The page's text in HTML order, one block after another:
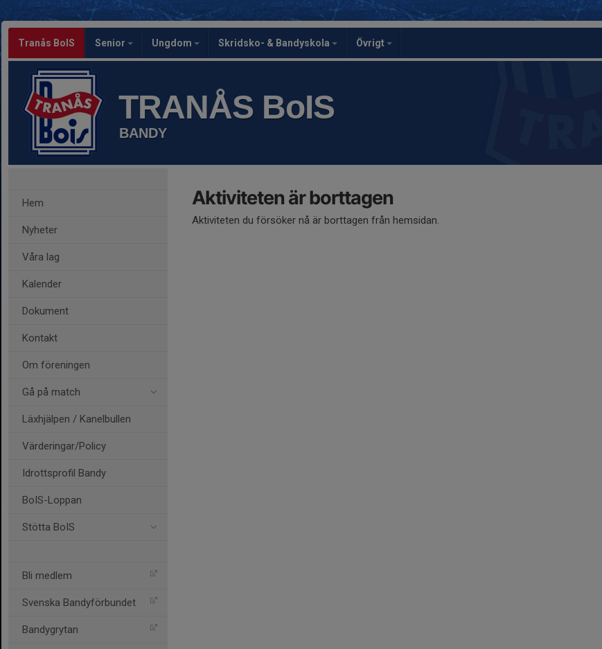
Tranås BoIS Senior Ungdom Skridsko- & Bandyskola Övrigt
TRANÅS BoIS
BANDY
Hem
Nyheter
Våra lag
Kalender
Dokument
Kontakt
Om föreningen
Gå på match
Läxhjälpen / Kanelbullen
Värderingar/Policy
Idrottsprofil Bandy
BoIS-Loppan
Stötta BoIS
Bli medlem
Svenska Bandyförbundet
Bandygrytan
Aktiviteten är borttagen
Aktiviteten du försöker nå är borttagen från hemsidan.